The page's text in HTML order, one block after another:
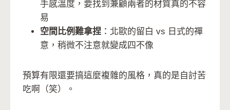
手感溫度，要找到兼顧兩者的材質真的不容
易
空間比例難拿捏 ：北歐的留白 vs 日式的禪
意，稍微不注意就變成四不像
預算有限還要搞這麼複雜的風格，真的是自討苦
吃啊（笑）。